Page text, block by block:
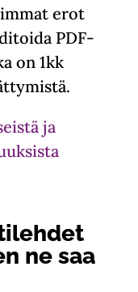
erot
PDF-
on 1kk
ja
ne saa